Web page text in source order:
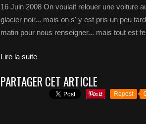
16 Juin 2008 On voulait relouer une voiture
glacier noir... mais on s' y est pris un peu
matin pour nous renseigner... mais tout est
Lire la suite
PARTAGER CET ARTICLE
Repost